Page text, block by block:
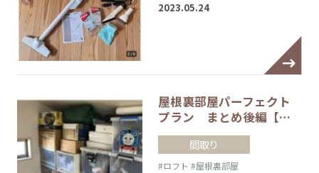
2023.05.24
屋根裏部屋パーフェクト
プラン まとめ後編【…
間取り
#ロフト #屋根裏部屋